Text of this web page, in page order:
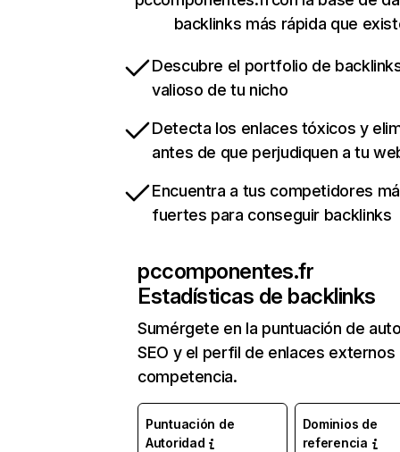
backlinks más rápida que
Descubre el portfolio de
valioso de tu nicho
Detecta los enlaces tóxicos y
antes de que perjudiquen a tu
Encuentra a tus competidores
fuertes para conseguir backlinks
pccomponentes.fr
Estadísticas de backlinks
Sumérgete en la puntuación de
SEO y el perfil de enlaces externos
competencia.
Puntuación de
Autoridad
Dominios de
referencia